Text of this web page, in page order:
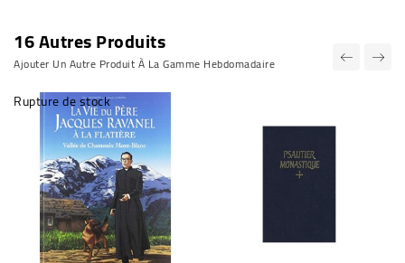
16 Autres Produits
Ajouter Un Autre Produit À La Gamme Hebdomadaire
Rupture de stock